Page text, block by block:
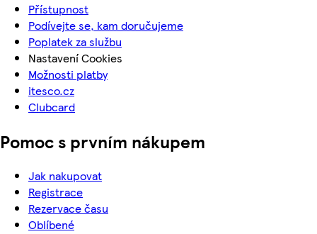
Přístupnost
Podívejte se, kam doručujeme
Poplatek za službu
Nastavení Cookies
Možnosti platby
itesco.cz
Clubcard
Pomoc s prvním nákupem
Jak nakupovat
Registrace
Rezervace času
Oblíbené